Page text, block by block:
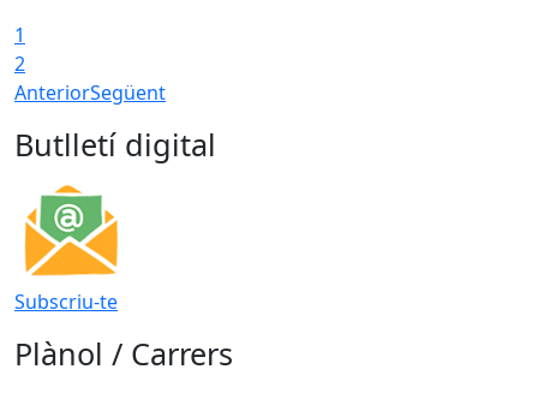
1
2
AnteriorSegüent
Butlletí digital
Subscriu-te
Plànol / Carrers